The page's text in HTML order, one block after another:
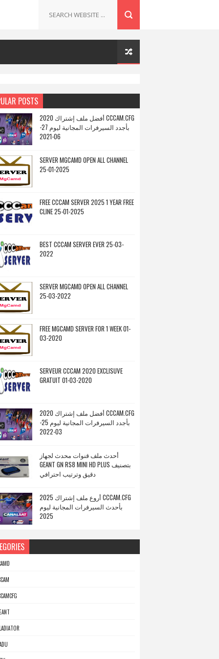
POSTS
أفضل ملف إشتراك 2020 CCCAM.CFG
بأجدد السيرفرات المجانية ليوم 27-
06-2021
SERVER MGCAMD OPEN ALL CHANNEL
25-01-2025
FREE CCCAM SERVER 2025 1 YEAR FREE
CLINE 25-01-2025
BEST CCCAM SERVER EVER 25-03-
2022
SERVER MGCAMD OPEN ALL CHANNEL
25-03-2022
FREE MGCAMD SERVER FOR 1 WEEK 01-
03-2020
SERVEUR CCCAM 2020 EXCLISUVE
GRATUIT 01-03-2020
أفضل ملف إشتراك 2020 CCCAM.CFG
بأجدد السيرفرات المجانية ليوم 25-
03-2022
أحدث ملف قنوات محدث لجهاز
GEANT GN RS8 MINI HD PLUS بتصنيف
دقيق وترتيب احترافي
أروع ملف إشتراك 2025 CCCAM.CFG
بأحدث السيرفرات المجانية ليوم
2025